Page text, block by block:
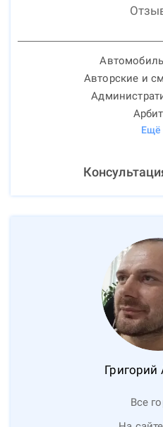
Авторские и
Ещё
Григорий
Все